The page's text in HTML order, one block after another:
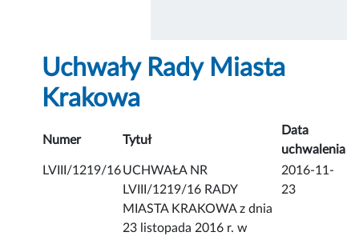
Uchwały Rady Miasta
Krakowa
Numer Tytuł
Data
uchwalenia
LVIII/1219/16UCHWAŁA NR
LVIII/1219/16 RADY
MIASTA KRAKOWA z dnia
23 listopada 2016 r. w
2016-11-
23